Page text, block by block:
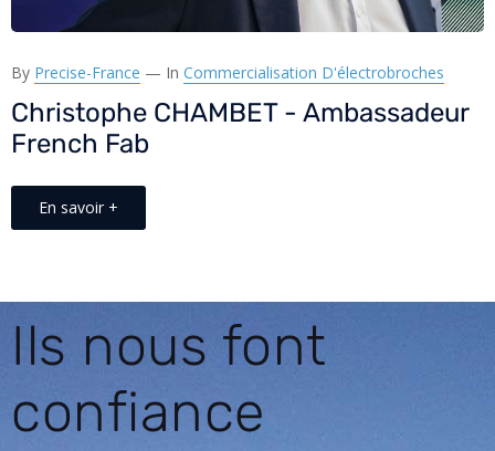
By Precise-France — In Commercialisation D'électrobroches
Christophe CHAMBET - Ambassadeur
French Fab
En savoir +
Ils nous font
confiance